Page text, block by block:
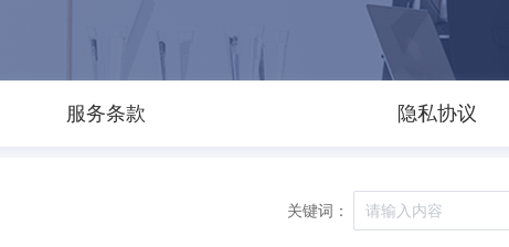
服务条款 隐私协议
关键词：